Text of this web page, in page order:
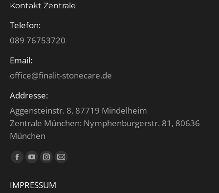
Kontakt Zentrale
Telefon:
089 76753720
Email:
office@finalit-stonecare.de
Addresse:
Aggensteinstr. 8, 87719 Mindelheim
Zentrale München: Nymphenburgerstr. 81, 80636
München
Finden Sie uns auf:
Facebook
opens
YouTube
opens
Instagram
opens
E-
IMPRESSUM